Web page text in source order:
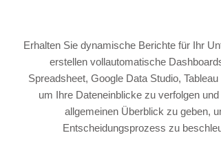
Erhalten Sie dynamische Berichte für Ihr
erstellen vollautomatische
Spreadsheet, Google Data Studio,
um Ihre Dateneinblicke zu verfolgen
allgemeinen Überblick zu geben,
Entscheidungsprozess zu